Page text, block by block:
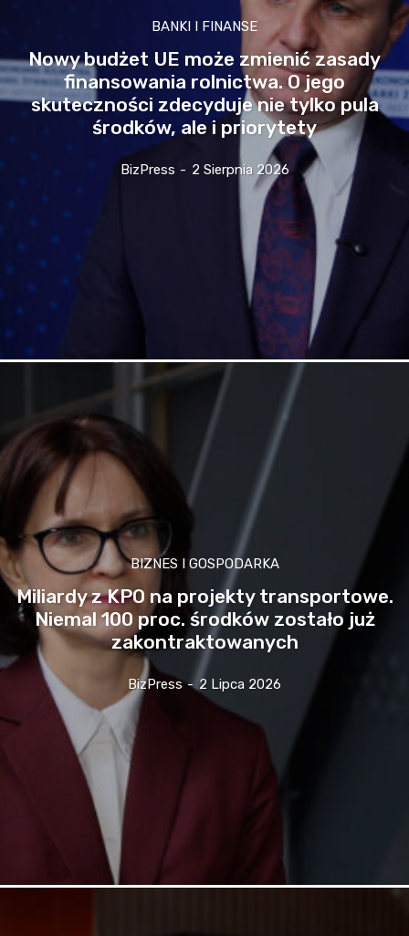
BANKI I FINANSE
Nowy budżet UE może zmienić zasady
finansowania rolnictwa. O jego
skuteczności zdecyduje nie tylko pula
środków, ale i priorytety
BizPress - 2 Sierpnia 2026
BIZNES I GOSPODARKA
Miliardy z KPO na projekty transportowe.
Niemal 100 proc. środków zostało już
zakontraktowanych
BizPress - 2 Lipca 2026